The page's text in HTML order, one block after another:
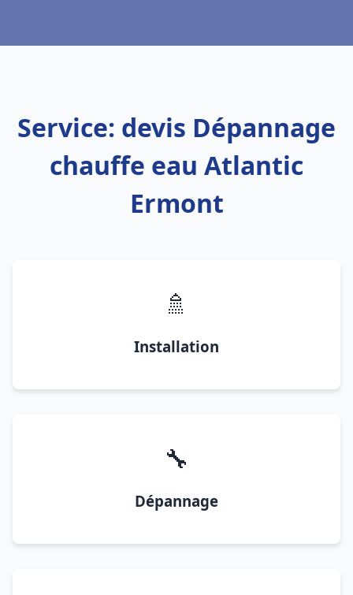
Service: devis Dépannage
chauffe eau Atlantic
Ermont
🚿
Installation
🔧
Dépannage